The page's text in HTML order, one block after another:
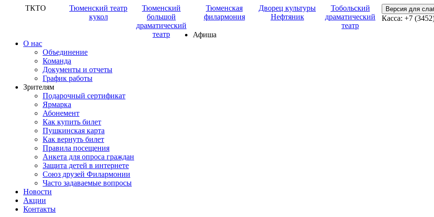
ТКТО
Тюменский театр
кукол
Тюменский
большой
драматический
театр
Тюменская
филармония
Дворец культуры
Нефтяник
Тобольский
драматический
театр
Версия для
Касса: +7
Афиша
О нас
Объединение
Команда
Документы и отчеты
График работы
Зрителям
Подарочный сертификат
Ярмарка
Абонемент
Как купить билет
Пушкинская карта
Как вернуть билет
Правила посещения
Анкета для опроса граждан
Защита детей в интернете
Союз друзей Филармонии
Часто задаваемые вопросы
Новости
Акции
Контакты